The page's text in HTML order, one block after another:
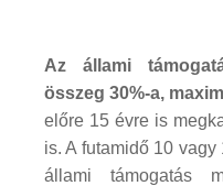
Az állami
összeg 30%-a,
előre 15 évre is
is. A futamidő 10
állami támogatás